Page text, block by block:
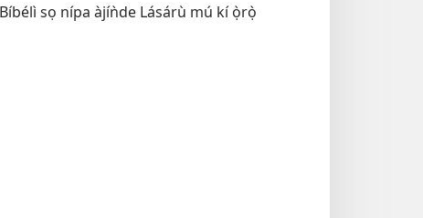
sọ nípa àjíǹde Lásárù mú kí ọ̀rọ̀